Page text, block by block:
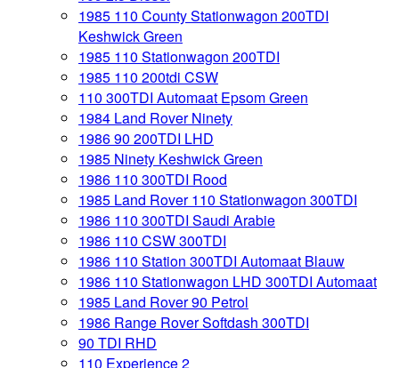
1985 110 County Stationwagon 200TDI
Keshwick Green
1985 110 Stationwagon 200TDI
1985 110 200tdi CSW
110 300TDI Automaat Epsom Green
1984 Land Rover Ninety
1986 90 200TDI LHD
1985 Ninety Keshwick Green
1986 110 300TDI Rood
1985 Land Rover 110 Stationwagon 300TDI
1986 110 300TDI Saudi Arabie
1986 110 CSW 300TDI
1986 110 Station 300TDI Automaat Blauw
1986 110 Stationwagon LHD 300TDI Automaat
1985 Land Rover 90 Petrol
1986 Range Rover Softdash 300TDI
90 TDI RHD
110 Experience 2